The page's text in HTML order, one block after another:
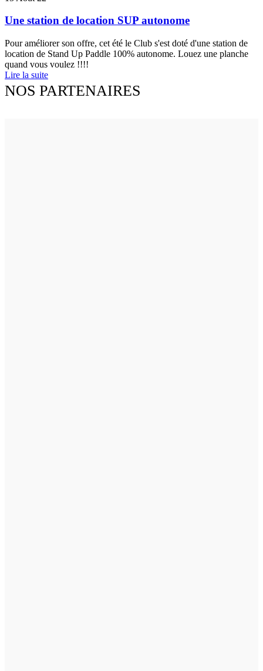
Une station de location SUP autonome
Pour améliorer son offre, cet été le Club s'est doté d'une station de
location de Stand Up Paddle 100% autonome. Louez une planche
quand vous voulez !!!!
Lire la suite
NOS PARTENAIRES